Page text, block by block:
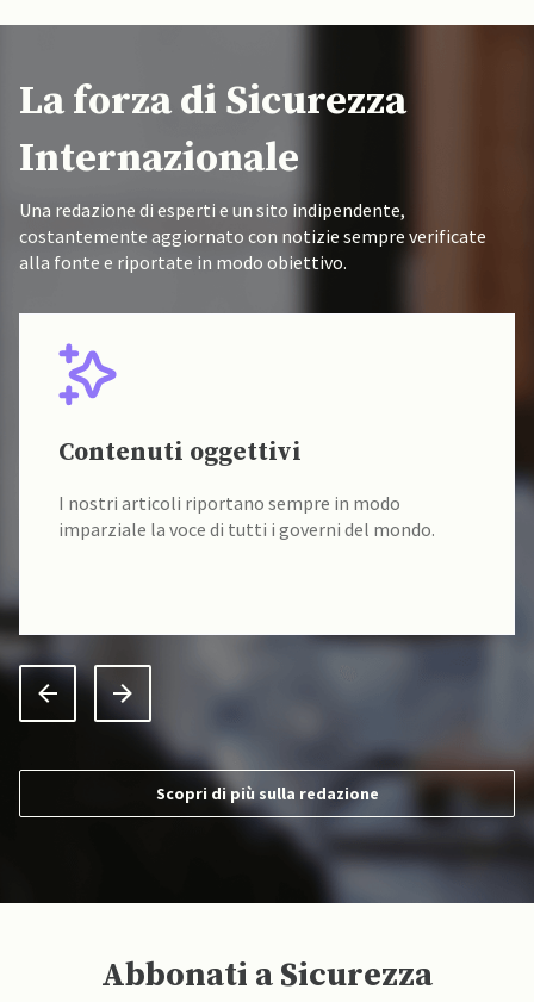
La forza di Sicurezza
Internazionale
Una redazione di esperti e un sito indipendente,
costantemente aggiornato con notizie sempre verificate
alla fonte e riportate in modo obiettivo.
Contenuti oggettivi
I nostri articoli riportano sempre in modo
imparziale la voce di tutti i governi del mondo.
Scopri di più sulla redazione
Abbonati a Sicurezza